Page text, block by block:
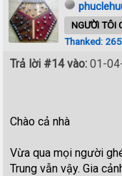
NGƯỜI TÔI
Thanked:
Trả lời #14 vào: 01-
Chào cả nhà
Vừa qua mọi người
Trung vẫn vậy. Gia